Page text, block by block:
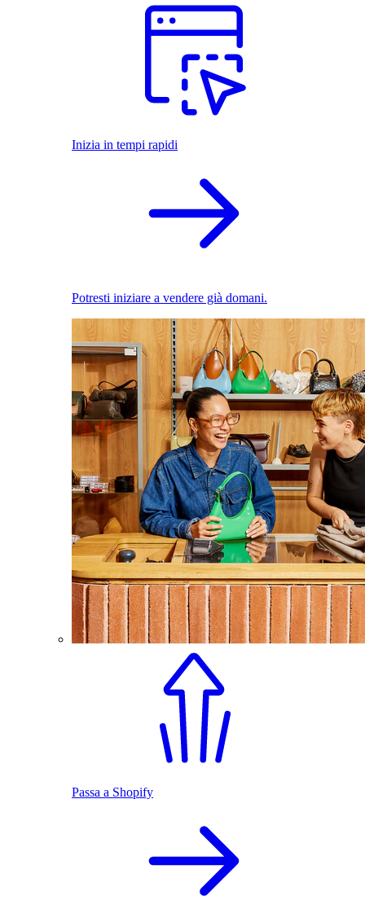
Inizia in tempi rapidi
Potresti iniziare a vendere già domani.
Passa a Shopify